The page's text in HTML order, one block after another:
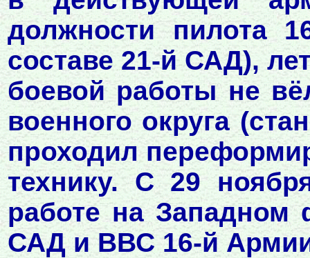
должности пилота
составе 21-й САД),
боевой работы не
военного округа
проходил
технику. С 29
работе на Западном
САД и ВВС 16-й